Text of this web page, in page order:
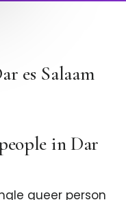
es Salaam
in Dar
queer person